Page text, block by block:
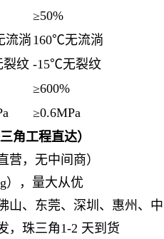
≥50%
流淌 160℃无流淌
纹 -15℃无裂纹
≥600%
≥0.6MPa
角工程直达）
营，无中间商）
），量大从优
山、东莞、深圳、惠州、
，珠三角1-2 天到货